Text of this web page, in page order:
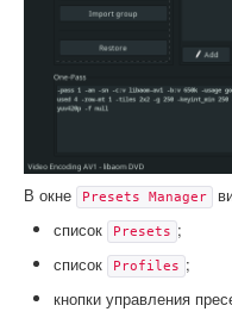
В окне Presets Manager
список
Presets ;
список
Profiles ;
кнопки управления